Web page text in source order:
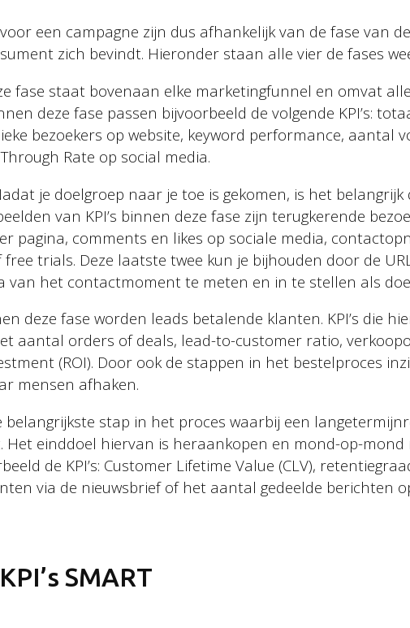
voor een campagne zijn dus afhankelijk van de fase van
zich bevindt. Hieronder staan alle vier de fases
fase staat bovenaan elke marketingfunnel en omvat
deze fase passen bijvoorbeeld de volgende KPI’s:
bezoekers op website, keyword performance, aantal
Rate op social media.
je doelgroep naar je toe is gekomen, is het belangrijk
van KPI’s binnen deze fase zijn terugkerende
pagina, comments en likes op sociale media,
trials. Deze laatste twee kun je bijhouden door de
van het contactmoment te meten en in te stellen als
deze fase worden leads betalende klanten. KPI’s die
aantal orders of deals, lead-to-customer ratio,
(ROI). Door ook de stappen in het bestelproces
mensen afhaken.
belangrijkste stap in het proces waarbij een
Het einddoel hiervan is heraankopen en mond-op-mond
de KPI’s: Customer Lifetime Value (CLV),
via de nieuwsbrief of het aantal gedeelde berichten
SMART